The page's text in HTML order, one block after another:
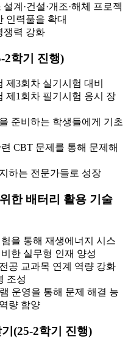
계·건설·개조·해체 프로젝
인력풀을 확대
쟁력 강화
2학기 진행)
제3회차 실기시험 대비
제1회차 필기시험 응시 장
준비하는 학생들에게 기초
CBT 문제를 통해 문제해
하는 전문가들로 성장
한 배터리 활용 기술
을 통해 재생에너지 시스
한 실무형 인재 양성
공 교과목 연계 역량 강화
조성
운영을 통해 문제 해결 능
량 함양
(25-2학기 진행)